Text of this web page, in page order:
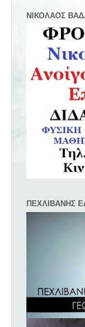
ΝΙΚΟΛΑΟΣ
ΠΕΧΛΙΒANΗΣ